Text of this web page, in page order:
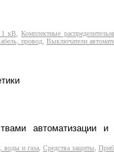
1 кВ,Комплектные
провод, Выключатели
автоматизации и
воды и газа Средства защиты